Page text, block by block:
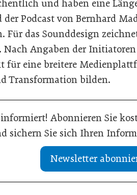
und haben eine
Podcast von Bernhard
Für das Sounddesign
Angaben der Initiatoren
für eine breitere
Transformation bilden.
Abonnieren Sie
sichern Sie sich Ihren
Newsletter
13. Juli 2026